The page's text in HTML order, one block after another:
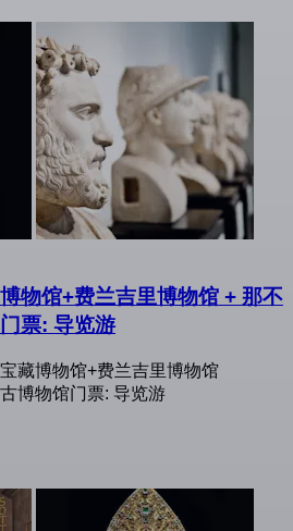
物馆+费兰吉里博物馆 + 那不
票: 导览游
藏博物馆+费兰吉里博物馆
博物馆门票: 导览游